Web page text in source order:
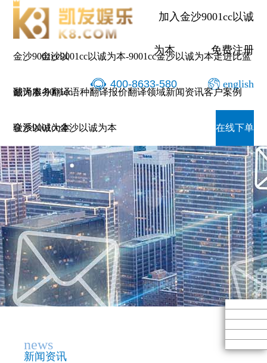
加入金沙9001cc以诚
为本 免费注册
400-8633-580 english
金沙9001cc以
诚为本-9001cc
金沙以诚为本
金沙9001cc以诚为本-9001cc金沙以诚为本走进比蓝
翻译服务翻译语种翻译报价翻译领域新闻资讯客户案例
联系9001cc金沙以诚为本 在线下单
news
新闻资讯